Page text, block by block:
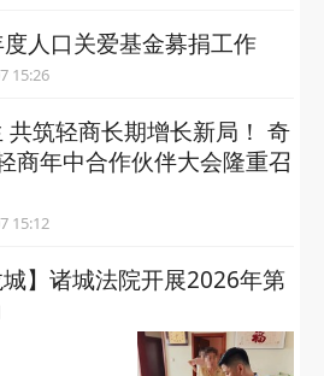
人口关爱基金募捐工作
08-07 15:26
筑轻商长期增长新局！ 奇
商年中合作伙伴大会隆重召
08-07 15:12
城】诸城法院开展2026年第